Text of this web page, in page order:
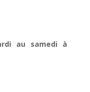
au samedi à